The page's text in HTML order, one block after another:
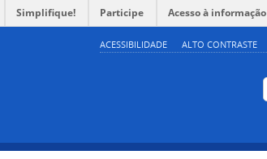
ACESSIBILIDADE ALTO CONTRASTE
Simplifique! Participe Acesso à informação